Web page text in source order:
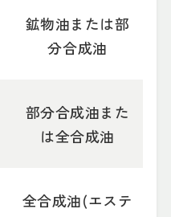
鉱物油または部
分合成油
部分合成油また
は全合成油
全合成油(エステ